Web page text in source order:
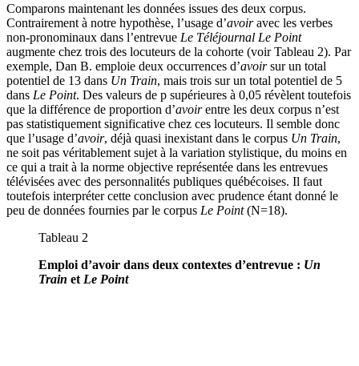
Comparons maintenant les données issues des deux corpus.
Contrairement à notre hypothèse, l’usage d’avoiravec les verbes
non-pronominaux dans l’entrevue Le Téléjournal Le Point
augmente chez trois des locuteurs de la cohorte (voir Tableau 2). Par
exemple, Dan B. emploie deux occurrences d’avoirsur un total
potentiel de 13 dans Un Train, mais trois sur un total potentiel de 5
dans Le Point. Des valeurs de p supérieures à 0,05 révèlent toutefois
que la différence de proportion d’avoirentre les deux corpus n’est
pas statistiquement significative chez ces locuteurs. Il semble donc
que l’usage d’avoir, déjà quasi inexistant dans le corpus Un Train,
ne soit pas véritablement sujet à la variation stylistique, du moins en
ce qui a trait à la norme objective représentée dans les entrevues
télévisées avec des personnalités publiques québécoises. Il faut
toutefois interpréter cette conclusion avec prudence étant donné le
peu de données fournies par le corpus Le Point(N=18).
Tableau 2
Emploi d’avoir dans deux contextes d’entrevue : Un
Train et Le Point